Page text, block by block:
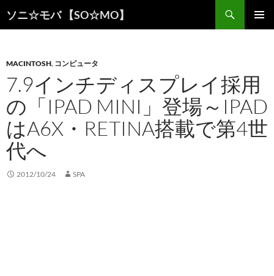
ソニ☆モバ 【SO☆MO】
索
ン
ツ
へ
ス
キ
ッ
プ
MACINTOSH, コンピュータ
7.9インチディスプレイ採用
の「IPAD MINI」登場～IPAD
はA6X・RETINA搭載で第4世
代へ
2012/10/24 SPA